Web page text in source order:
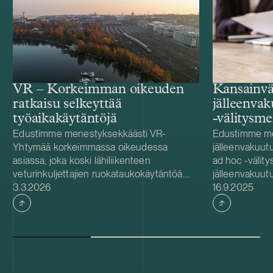
VR – Korkeimman oikeuden
ratkaisu selkeyttää
työaikakäytäntöjä
Edustimme menestyksekkäästi VR-
Yhtymää korkeimmassa oikeudessa
asiassa, joka koski lähiliikenteen
veturinkuljettajien ruokataukokäytäntöä.
Korkein oikeus antoi 6.2.2026 ratkaisun
(KKO:2026:12) VR:n hyväksi ja vahvisti, että
VR:llä oli oikeus muuttaa lähiliikenteen
palkattomaksi vuonna 2021
Julkaistu
3.3.2026
-
Edustimme
ad hoc -
riskiportfolion
Osapuolet
Julkaistu
16.9.2025